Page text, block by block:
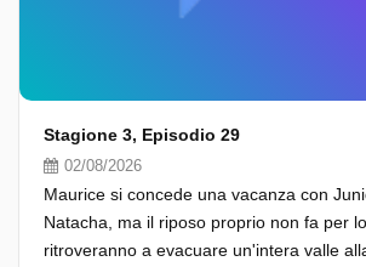
Stagione 3, Episodio 29
02/08/2026
Maurice si concede una vacanza con
Natacha, ma il riposo proprio non fa per
ritroveranno a evacuare un'intera valle